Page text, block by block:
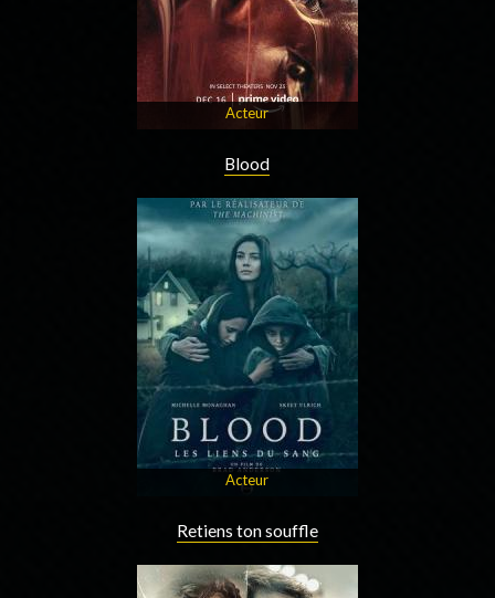
Acteur
Blood
Acteur
Retiens ton souffle